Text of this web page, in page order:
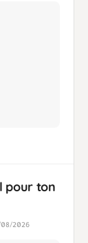
pour ton
08/2026